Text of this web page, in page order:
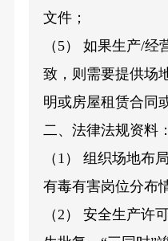
文件；
（5） 如果生产/
致，则需要提供场
明或房屋租赁合同
二、法律法规资料：
（1） 组织场地布
有毒有害岗位分布
（2） 安全生产许